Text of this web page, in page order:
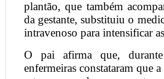
plantão, que também
da gestante, substituiu o
intravenoso para intensificar
O pai afirma que,
enfermeiras constataram que